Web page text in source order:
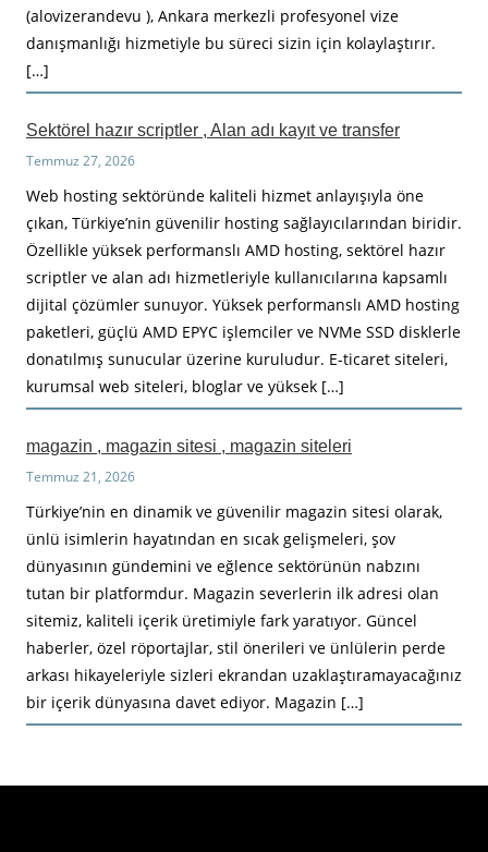
(alovizerandevu ), Ankara merkezli profesyonel vize
danışmanlığı hizmetiyle bu süreci sizin için kolaylaştırır.
[…]
Sektörel hazır scriptler , Alan adı kayıt ve transfer
Temmuz 27, 2026
Web hosting sektöründe kaliteli hizmet anlayışıyla öne
çıkan, Türkiye’nin güvenilir hosting sağlayıcılarından biridir.
Özellikle yüksek performanslı AMD hosting, sektörel hazır
scriptler ve alan adı hizmetleriyle kullanıcılarına kapsamlı
dijital çözümler sunuyor. Yüksek performanslı AMD hosting
paketleri, güçlü AMD EPYC işlemciler ve NVMe SSD disklerle
donatılmış sunucular üzerine kuruludur. E-ticaret siteleri,
kurumsal web siteleri, bloglar ve yüksek […]
magazin , magazin sitesi , magazin siteleri
Temmuz 21, 2026
Türkiye’nin en dinamik ve güvenilir magazin sitesi olarak,
ünlü isimlerin hayatından en sıcak gelişmeleri, şov
dünyasının gündemini ve eğlence sektörünün nabzını
tutan bir platformdur. Magazin severlerin ilk adresi olan
sitemiz, kaliteli içerik üretimiyle fark yaratıyor. Güncel
haberler, özel röportajlar, stil önerileri ve ünlülerin perde
arkası hikayeleriyle sizleri ekrandan uzaklaştıramayacağınız
bir içerik dünyasına davet ediyor. Magazin […]